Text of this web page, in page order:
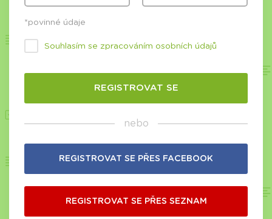
*povinné údaje
Souhlasím se zpracováním osobních údajů
nebo
REGISTROVAT SE PŘES FACEBOOK
REGISTROVAT SE PŘES SEZNAM